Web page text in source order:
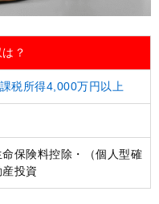
？
課税所得4,000万円以上
命保険料控除・（個人型確
投資